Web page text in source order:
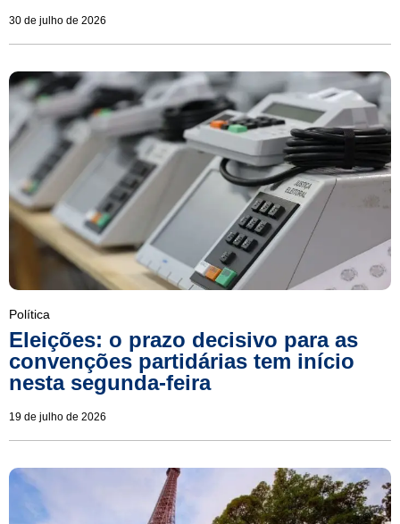
30 de julho de 2026
Política
Eleições: o prazo decisivo para as
convenções partidárias tem início
nesta segunda-feira
19 de julho de 2026